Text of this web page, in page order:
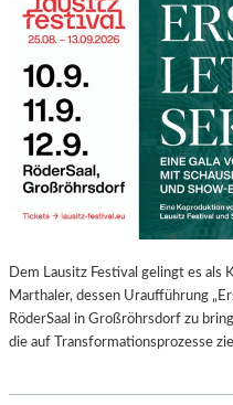
Dem Lausitz Festival gelingt es
Marthaler, dessen Uraufführung
RöderSaal in Großröhrsdorf zu
die auf Transformationsprozesse